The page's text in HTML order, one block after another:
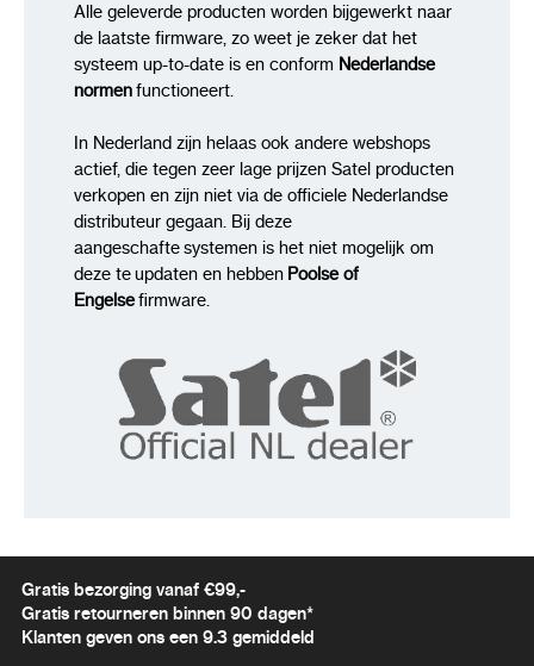
Alle geleverde producten worden bijgewerkt naar
de laatste firmware, zo weet je zeker dat het
systeem up-to-date is en conform Nederlandse
normenfunctioneert.
In Nederland zijn helaas ook andere webshops
actief, die tegen zeer lage prijzen Satel producten
verkopen en zijn niet via de officiele Nederlandse
distributeur gegaan. Bij deze
aangeschafte systemen is het niet mogelijk om
deze te updaten en hebben Poolse of
Engelsefirmware.
Gratis bezorging vanaf €99,-
Gratis retourneren binnen 90 dagen*
Klanten geven ons een 9.3 gemiddeld